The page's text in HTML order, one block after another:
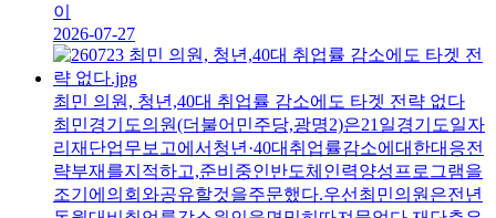
이
2026-07-27
최민 의원, 청년,40대 취업률 감소에도 타겟 전략 없다
최민경기도의원(더불어민주당,광명2)은21일경기도일자
리재단업무보고에서청년·40대취업률감소에대한대응전
략부재를지적하고,준비중인반도체인력양성프로그램을
조기에의회와공유할것을주문했다.우선최민의원은전년